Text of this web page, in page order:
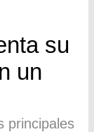
su
un
principales